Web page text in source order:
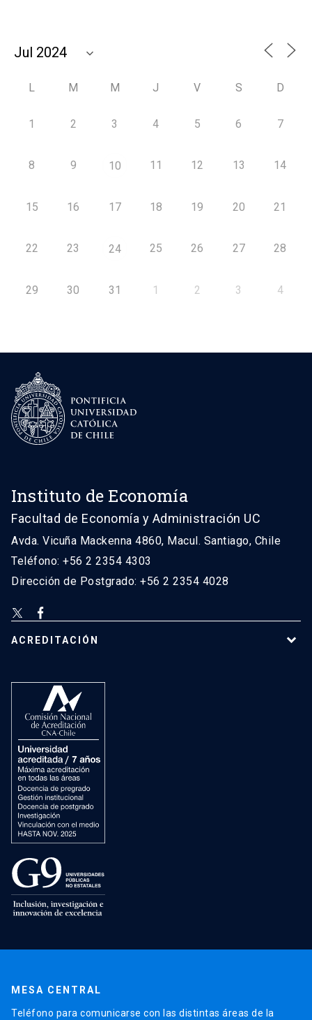
L M M J V S D
1 2 3 4 5 6 7
8 9 10 11 12 13 14
15 16 17 18 19 20 21
22 23 24 25 26 27 28
29 30 31 1 2 3 4
Instituto de Economía
Facultad de Economía y Administración UC
Avda. Vicuña Mackenna 4860, Macul. Santiago, Chile
Teléfono: +56 2 2354 4303
Dirección de Postgrado: +56 2 2354 4028
ACREDITACIÓN
MESA CENTRAL
Teléfono para comunicarse con las distintas áreas de la